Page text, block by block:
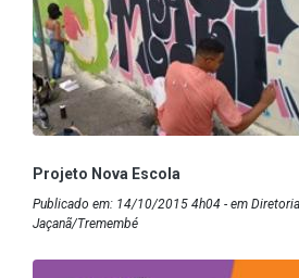
Projeto Nova Escola
Publicado em: 14/10/2015 4h04 - em
Jaçanã/Tremembé